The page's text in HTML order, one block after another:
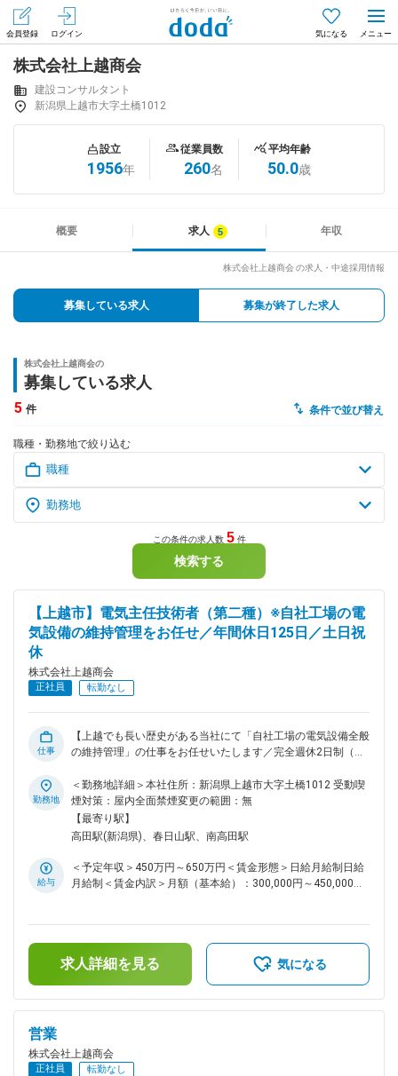
会員登録 ログイン 気になる
会員登録（無料）
はじめてdodaをご利用される方へ
求人を紹介してもらう
知りたい・聞きたい
専門サイト
対応時間：10:00～22:00(日曜・年末年始を除く)
自動案内は24時間365日対応
転職の「モヤモヤ」、一人で悩まず
気軽に相談してみませんか？
dodaの使い方は？
ヘルプ サイトマップ
株式会社上越商会
建設コンサルタント
新潟県上越市大字土橋1012
設立
1956年
従業員数
260名
平均年齢
50.0歳
概要 求人 年収
株式会社上越商会 の求人・中途採用情報
募集している求人 募集が終了した求人
株式会社上越商会の
募集している求人
5 件 条件で並び替え
職種・勤務地で絞り込む
この条件の求人数 5件
検索する
【上越市】電気主任技術者（第二種）※自社工場の電
気設備の維持管理をお任せ／年間休日125日／土日祝
休
株式会社上越商会
正社員 転勤なし
仕事
【上越でも長い歴史がある当社にて「自社工場の電気設備全般
の維持管理」の仕事をお任せいたします／完全週休2日制（土
備の維持管理を第2種電気主任技術者としての仕事をお任せい
たします。 12月～3月の冬の期間は工場休止で大掛かりメンテ
ナンス工事等を行う事がありますのでそのための維持管理をし
て頂きます。 ＜具体的な業務＞ ・電気設備の維持管理 ・メン
・修繕工事依頼の外注 ■業務補足 タブレットを使用した業務
効率化に関しても導入を積極的に推奨しております。実際に現
125日/土日休み/資格手当もございます。 ■当社について 当社
のメイン事業は砂や砂利、砕石の採取・販売です。当事業は官
公庁からも安定的にニーズを獲得している分野ですが、事業の
多角化を進めることで財務的な安定性を実現しております。今
からも「休日日数の変更」「ITシステムによる業務効率化」を
勤務地
＜勤務地詳細＞本社住所：新潟県上越市大字土橋1012 受動喫
煙対策：屋内全面禁煙変更の範囲：無
【最寄り駅】
高田駅(新潟県)、春日山駅、南高田駅
給与
＜予定年収＞450万円～650万円＜賃金形態＞日給月給制日給
月給制＜賃金内訳＞月額（基本給）：300,000円～450,000円/
下する可能性があります。月給(月額)は固定手当を含めた表記
です。
求人詳細を見る 気になる
営業
株式会社上越商会
正社員 転勤なし